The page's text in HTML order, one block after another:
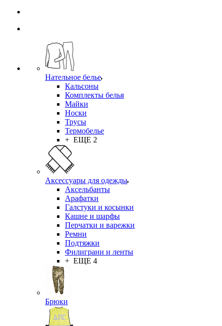
Нательное белье
Кальсоны
Комплекты белья
Майки
Носки
Трусы
Термобелье
+ ЕЩЕ 2
Аксессуары для одежды
Аксельбанты
Арафатки
Галстуки и косынки
Кашне и шарфы
Перчатки и варежки
Ремни
Подтяжки
Филиграни и ленты
+ ЕЩЕ 4
Брюки